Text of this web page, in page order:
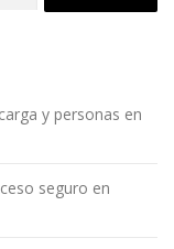
y personas en
seguro en